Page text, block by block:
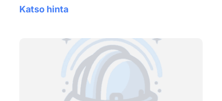
Katso hinta